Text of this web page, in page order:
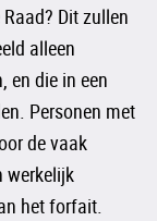
Dit zullen
alleen
en die in een
Personen met
de vaak
werkelijk
het forfait.